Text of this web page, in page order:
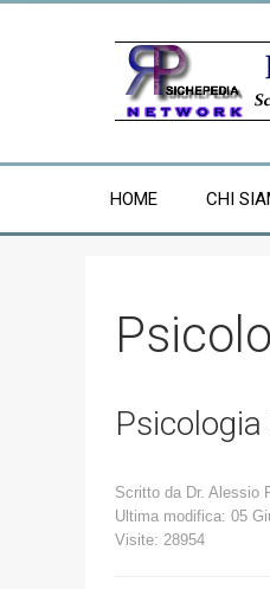
HOME CHI
Scritto da Dr. Alessio
Ultima modifica: 05
Visite: 28954